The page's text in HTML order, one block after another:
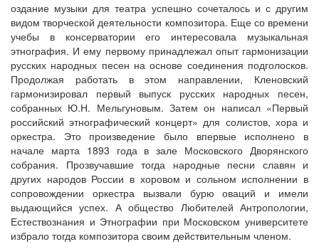
оздание музыки для театра успешно сочеталось и с другим
видом творческой деятельности композитора. Еще со времени
учебы в консерватории его интересовала музыкальная
этнография. И ему первому принадлежал опыт гармонизации
русских народных песен на основе соединения подголосков.
Продолжая работать в этом направлении, Кленовский
гармонизировал первый выпуск русских народных песен,
собранных Ю.Н. Мельгуновым. Затем он написал «Первый
российский этнографический концерт» для солистов, хора и
оркестра. Это произведение было впервые исполнено в
начале марта 1893 года в зале Московского Дворянского
собрания. Прозвучавшие тогда народные песни славян и
других народов России в хоровом и сольном исполнении в
сопровождении оркестра вызвали бурю оваций и имели
выдающийся успех. А общество Любителей Антропологии,
Естествознания и Этнографии при Московском университете
избрало тогда композитора своим действительным членом.